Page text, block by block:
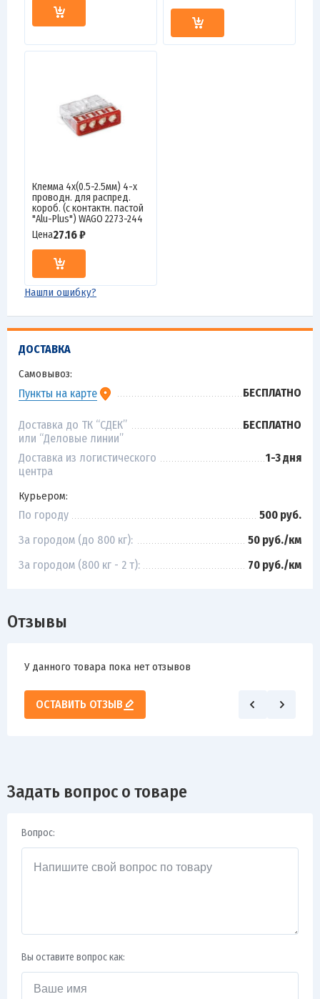
ДОСТАВКА
Самовывоз:
Пункты на карте БЕСПЛАТНО
Доставка до ТК “СДЕК”
или “Деловые линии”
БЕСПЛАТНО
Доставка из логистического
центра
1-3 дня
Курьером:
По городу
500 руб.
За городом (до 800 кг):
50 руб./км
За городом (800 кг - 2 т):
70 руб./км
Клемма 4х(0.5-2.5мм) 4-х
проводн. для распред.
короб. (с контактн. пастой
"Alu-Plus") WAGO 2273-244
Цена27.16 ₽
Нашли ошибку?
Отзывы
У данного товара пока нет отзывов
ОСТАВИТЬ ОТЗЫВ
Задать вопрос о товаре
Вопрос:
Вы оставите вопрос как: